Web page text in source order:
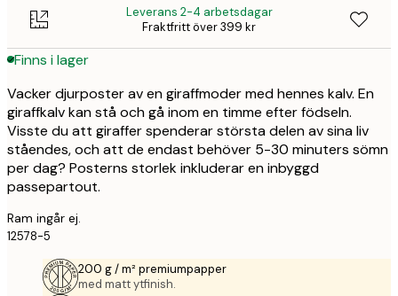
Leverans 2-4 arbetsdagar
Fraktfritt över 399 kr
Finns i lager
Vacker djurposter av en giraffmoder med hennes kalv. En
giraffkalv kan stå och gå inom en timme efter födseln.
Visste du att giraffer spenderar största delen av sina liv
ståendes, och att de endast behöver 5-30 minuters sömn
per dag? Posterns storlek inkluderar en inbyggd
passepartout.
Ram ingår ej.
12578-5
200 g / m² premiumpapper
med matt ytfinish.